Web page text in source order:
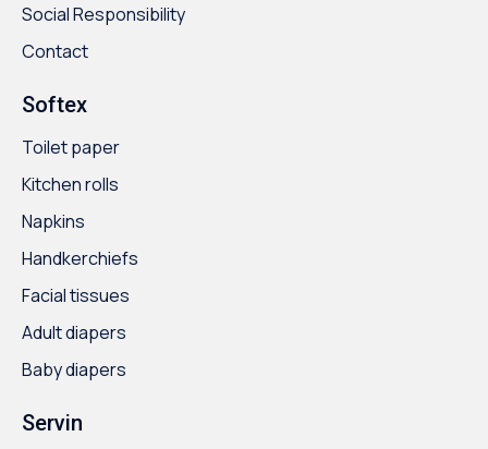
Social Responsibility
Contact
Softex
Toilet paper
Kitchen rolls
Napkins
Handkerchiefs
Facial tissues
Adult diapers
Baby diapers
Servin